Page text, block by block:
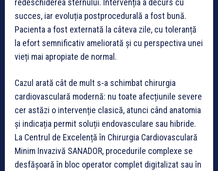
succes, iar evoluția postprocedurală a fost bună.
Pacienta a fost externată la câteva zile, cu toleranță
la efort semnificativ ameliorată și cu perspectiva unei
vieți mai apropiate de normal.
Cazul arată cât de mult s-a schimbat chirurgia
cardiovasculară modernă: nu toate afecțiunile severe
cer astăzi o intervenție clasică, atunci când anatomia
și indicația permit soluții endovasculare sau hibride.
La Centrul de Excelență în Chirurgia Cardiovasculară
Minim Invazivă SANADOR, procedurile complexe se
desfășoară în bloc operator complet digitalizat sau în